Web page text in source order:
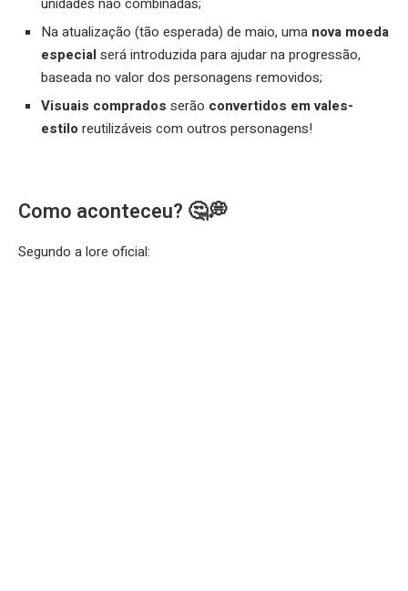
Na atualização (tão esperada) de maio, uma nova moeda
especialserá introduzida para ajudar na progressão,
baseada no valor dos personagens removidos;
Visuais comprados serão convertidos em vales-
estilo reutilizáveis com outros personagens!
Como aconteceu? 🤔💭
Segundo a lore oficial: